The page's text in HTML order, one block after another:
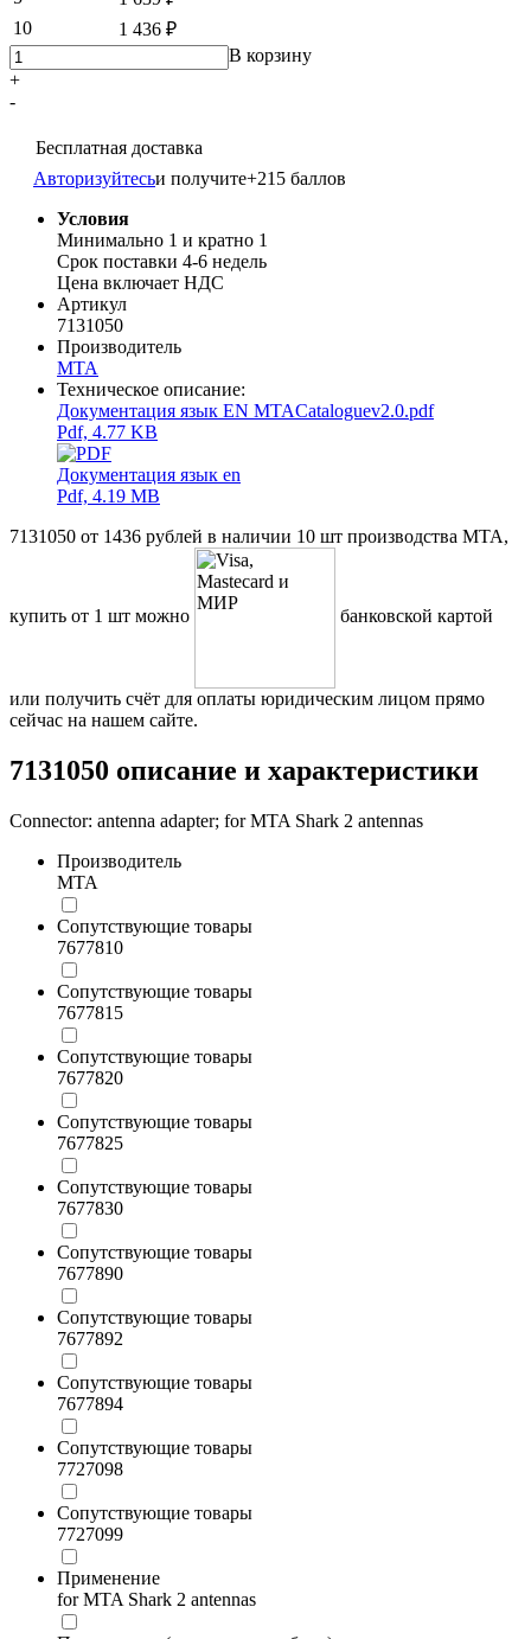
10
1 436 ₽
+
-
В корзину
Бесплатная доставка
Авторизуйтесьи получите+215 баллов
Условия
Минимально 1 и кратно 1
Срок поставки 4-6 недель
Цена включает НДС
Артикул
7131050
Производитель
MTA
Техническое описание:
Документация язык EN MTACataloguev2.0.pdf
Pdf, 4.77 KB
Документация язык en
Pdf, 4.19 MB
7131050 от 1436 рублей в наличии 10 шт производства MTA,
купить от 1 шт можно банковской картой
или получить счёт для оплаты юридическим лицом прямо
сейчас на нашем сайте.
7131050 описание и характеристики
Connector: antenna adapter; for MTA Shark 2 antennas
Производитель
MTA
Сопутствующие товары
7677810
Сопутствующие товары
7677815
Сопутствующие товары
7677820
Сопутствующие товары
7677825
Сопутствующие товары
7677830
Сопутствующие товары
7677890
Сопутствующие товары
7677892
Сопутствующие товары
7677894
Сопутствующие товары
7727098
Сопутствующие товары
7727099
Применение
for MTA Shark 2 antennas